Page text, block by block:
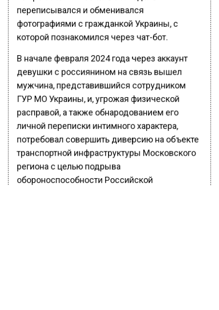
переписывался и обменивался
фотографиями с гражданкой Украины, с
которой познакомился через чат-бот.
В начале февраля 2024 года через аккаунт
девушки с россиянином на связь вышел
мужчина, представившийся сотрудником
ГУР МО Украины, и, угрожая физической
расправой, а также обнародованием его
личной переписки интимного характера,
потребовал совершить диверсию на объекте
транспортной инфраструктуры Московского
региона с целью подрыва
обороноспособности Российской